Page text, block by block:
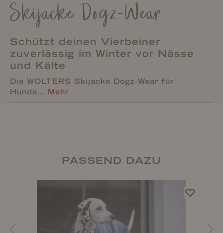
Skijacke Dogz-Wear
Schützt deinen Vierbeiner
zuverlässig im Winter vor Nässe
und Kälte
Die WOLTERS Skijacke Dogz-Wear für
Hunde… Mehr
PASSEND DAZU